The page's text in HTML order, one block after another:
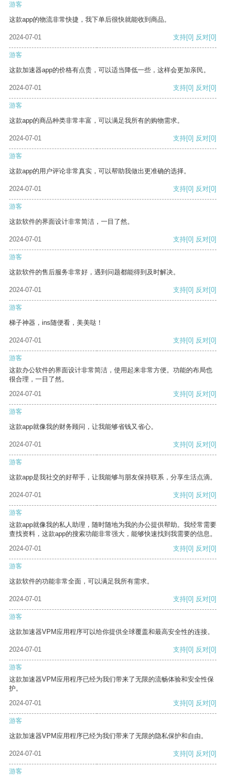
游客
这款app的物流非常快捷，我下单后很快就能收到商品。
2024-07-01 支持[0] 反对[0]
游客
这款加速器app的价格有点贵，可以适当降低一些，这样会更加亲民。
2024-07-01 支持[0] 反对[0]
游客
这款app的商品种类非常丰富，可以满足我所有的购物需求。
2024-07-01 支持[0] 反对[0]
游客
这款app的用户评论非常真实，可以帮助我做出更准确的选择。
2024-07-01 支持[0] 反对[0]
游客
这款软件的界面设计非常简洁，一目了然。
2024-07-01 支持[0] 反对[0]
游客
这款软件的售后服务非常好，遇到问题都能得到及时解决。
2024-07-01 支持[0] 反对[0]
游客
梯子神器，ins随便看，美美哒！
2024-07-01 支持[0] 反对[0]
游客
这款办公软件的界面设计非常简洁，使用起来非常方便。功能的布局也
很合理，一目了然。
2024-07-01
支持[0] 反对[0]
游客
这款app就像我的财务顾问，让我能够省钱又省心。
2024-07-01 支持[0] 反对[0]
游客
这款app是我社交的好帮手，让我能够与朋友保持联系，分享生活点滴。
2024-07-01 支持[0] 反对[0]
游客
这款app就像我的私人助理，随时随地为我的办公提供帮助。我经常需要
查找资料，这款app的搜索功能非常强大，能够快速找到我需要的信息。
2024-07-01
支持[0] 反对[0]
游客
这款软件的功能非常全面，可以满足我所有需求。
2024-07-01 支持[0] 反对[0]
游客
这款加速器VPM应用程序可以给你提供全球覆盖和最高安全性的连接。
2024-07-01 支持[0] 反对[0]
游客
这款加速器VPM应用程序已经为我们带来了无限的流畅体验和安全性保
护。
2024-07-01
支持[0] 反对[0]
游客
这款加速器VPM应用程序已经为我们带来了无限的隐私保护和自由。
2024-07-01 支持[0] 反对[0]
游客